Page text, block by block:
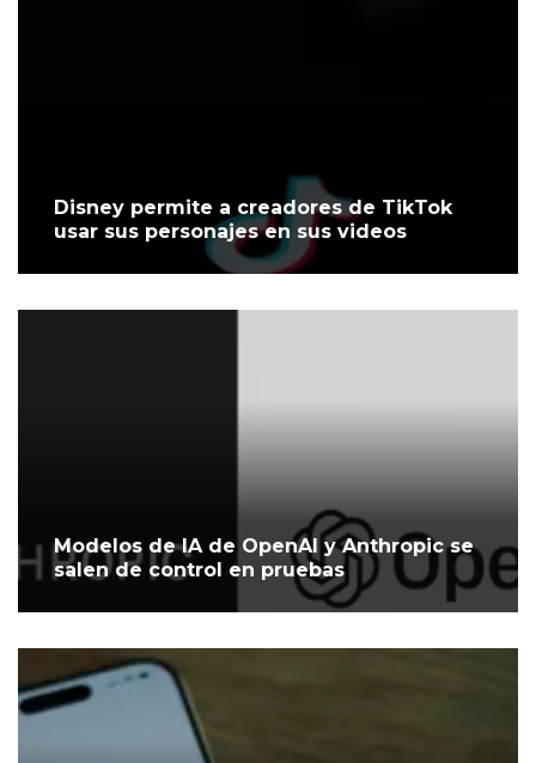
Disney permite a creadores de TikTok
usar sus personajes en sus videos
Modelos de IA de OpenAI y Anthropic se
salen de control en pruebas